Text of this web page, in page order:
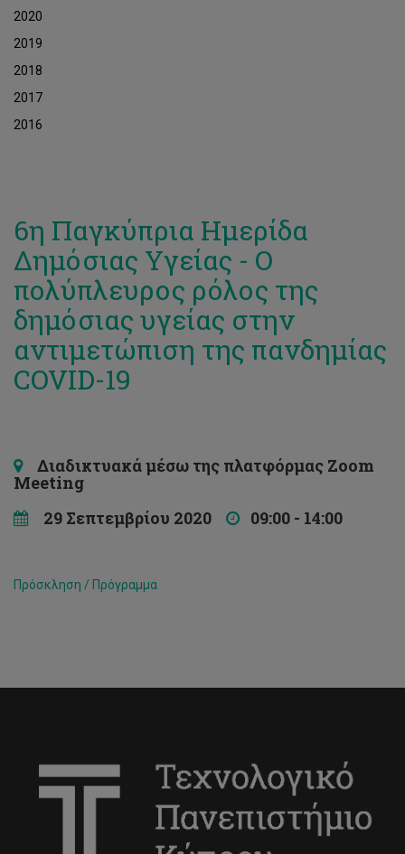
2020
2019
2018
2017
2016
6η Παγκύπρια Ημερίδα
Δημόσιας Υγείας - Ο
πολύπλευρος ρόλος της
δημόσιας υγείας στην
αντιμετώπιση της πανδημίας
COVID-19
Διαδικτυακά μέσω της πλατφόρμας Zoom
Meeting
29 Σεπτεμβρίου 2020
09:00 - 14:00
Πρόσκληση / Πρόγραμμα